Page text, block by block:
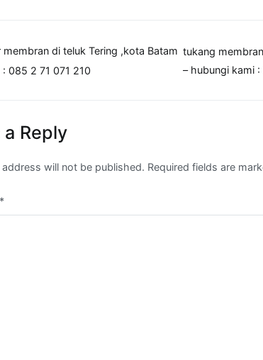
membran di teluk Tering ,kota Batam
: 085 2 71 071 210
tukang
– hubungi kami
a Reply
address will not be published. Required fields are
*